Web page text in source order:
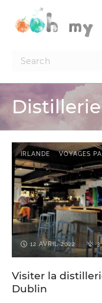
IRLANDE VOYAGES
12 AVRIL 2022
Visiter la
Dublin